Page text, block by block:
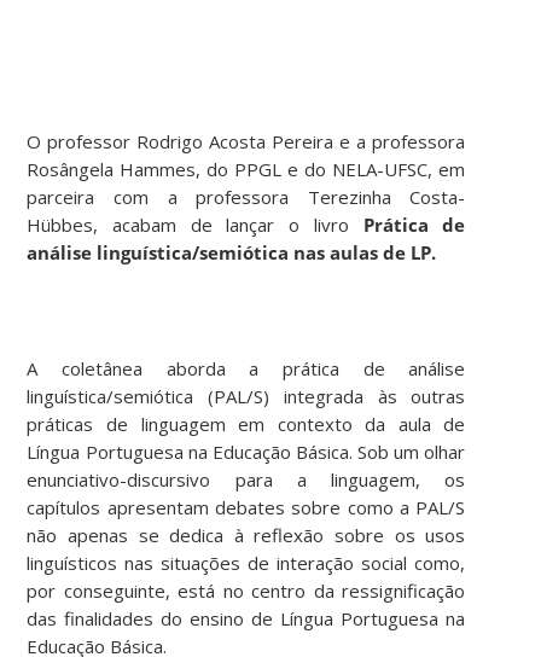
O professor Rodrigo Acosta Pereira e a professora
Rosângela Hammes, do PPGL e do NELA-UFSC, em
parceira com a professora Terezinha Costa-
Hübbes, acabam de lançar o livro Prática de
análise linguística/semiótica nas aulas de LP.
A coletânea aborda a prática de análise
linguística/semiótica (PAL/S) integrada às outras
práticas de linguagem em contexto da aula de
Língua Portuguesa na Educação Básica. Sob um olhar
enunciativo-discursivo para a linguagem, os
capítulos apresentam debates sobre como a PAL/S
não apenas se dedica à reflexão sobre os usos
linguísticos nas situações de interação social como,
por conseguinte, está no centro da ressignificação
das finalidades do ensino de Língua Portuguesa na
Educação Básica.